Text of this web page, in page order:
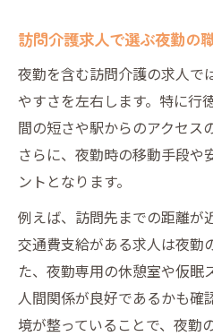
訪問介護求人で選ぶ夜勤の
夜勤を含む訪問介護の求人で
やすさを左右します。特に行
間の短さや駅からのアクセス
さらに、夜勤時の移動手段や
ントとなります。
例えば、訪問先までの距離が
交通費支給がある求人は夜勤
た、夜勤専用の休憩室や仮眠
人間関係が良好であるかも確
境が整っていることで、夜勤